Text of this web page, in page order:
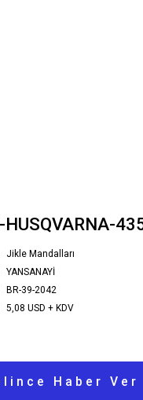
HUSQVARNA-
Jikle Mandalları
YANSANAYİ
BR-39-2042
5,08 USD + KDV
Haber Ver